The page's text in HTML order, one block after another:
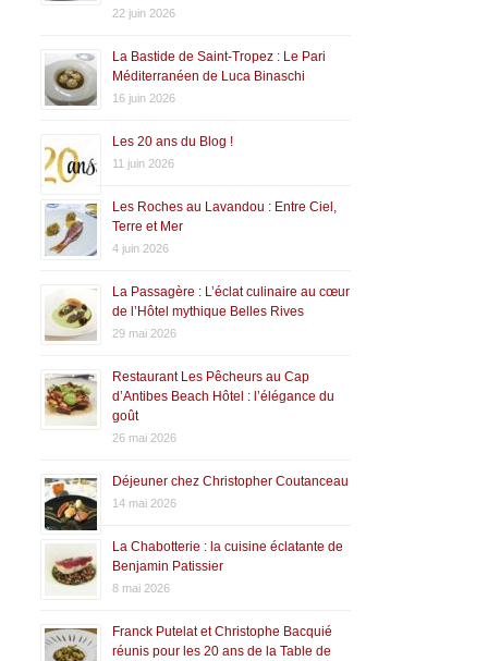
22 juin 2026
La Bastide de Saint-Tropez : Le Pari
Méditerranéen de Luca Binaschi
16 juin 2026
Les 20 ans du Blog !
11 juin 2026
Les Roches au Lavandou : Entre Ciel,
Terre et Mer
4 juin 2026
La Passagère : L’éclat culinaire au cœur
de l’Hôtel mythique Belles Rives
29 mai 2026
Restaurant Les Pêcheurs au Cap
d’Antibes Beach Hôtel : l’élégance du
goût
26 mai 2026
Déjeuner chez Christopher Coutanceau
14 mai 2026
La Chabotterie : la cuisine éclatante de
Benjamin Patissier
8 mai 2026
Franck Putelat et Christophe Bacquié
réunis pour les 20 ans de la Table de